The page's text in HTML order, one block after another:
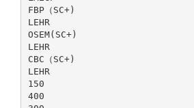
FBP（SC+)
LEHR
OSEM(SC+)
LEHR
CBC（SC+)
LEHR
150
400